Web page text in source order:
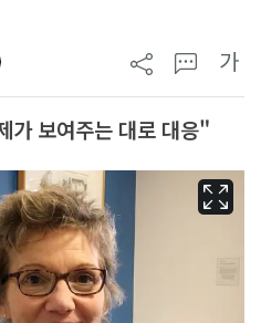
가
보여주는 대로 대응"